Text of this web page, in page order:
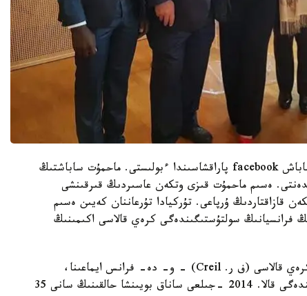
قۋانىشتى حاباردى ەسىم ساباشتىڭ اكەسى ماحمۇت ساباش facebook پاراقشاسىندا ءبولىستى. ماحمۇت ساباشتىڭ
ەسىم ماحمۇت قىزى وتكەن عاسىردىڭ قىرقىنشى
قازاقتاردىڭ ۇرپاعى. تۇركيادا تۇرعاننان كەيىن ەسىم
فرانسيانىڭ سولتۇستىگىندەگى كرەي قالاسى اكىمىنىڭ
ەسىم ماحمۇت قىزى 1991 -جىلى فرانسيادا تۋعان. كرەي قالاسى (ف ر. Creil) - و- دە- فرانس ايماعىنا،
سانليس وكرۋگىنە جاتاتىن، فرانسيانىڭ سولتۇستىگىندەگى قالا. 2014 -جىلعى ساناق بويىنشا حالقىنىڭ سانى 35